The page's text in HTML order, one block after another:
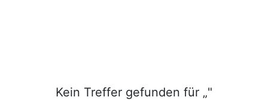
Kein Treffer gefunden für „"